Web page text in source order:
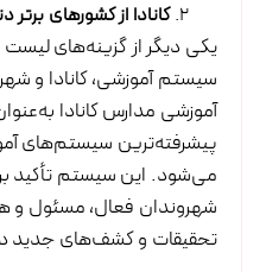
کانادا از کشورهای
یکی دیگر از گزینه‌های لیست
سیستم آموزشی، کانادا و
آموزشی مدارس کانادا
پیشرفته‌ترین سیستم‌های
می‌شود. این سیستم تأکید
شهروندان فعال، مسئول و
تحقیقات و کشف‌های جدید